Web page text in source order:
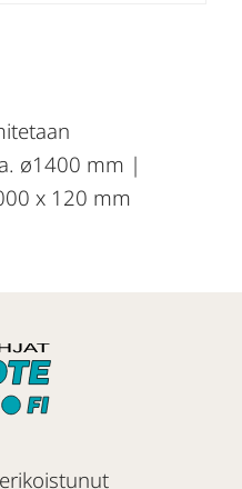
ø1400 mm |
x 120 mm